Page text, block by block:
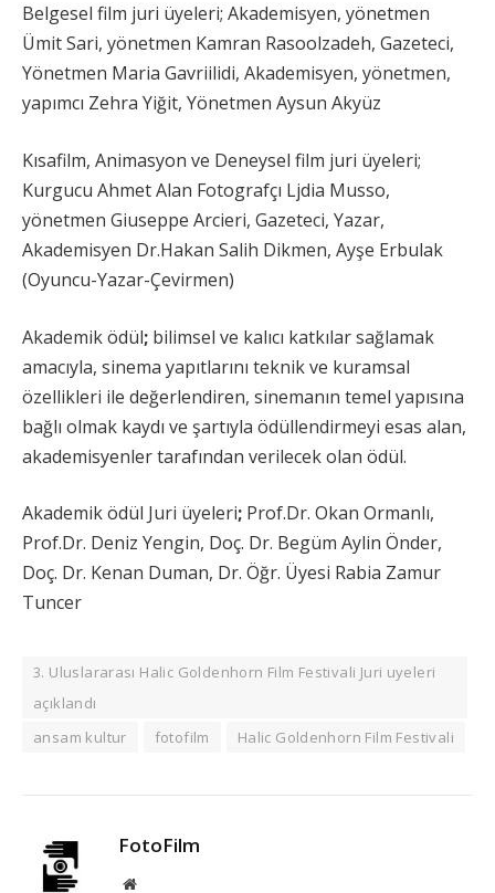
Belgesel film juri üyeleri; Akademisyen, yönetmen
Ümit Sari, yönetmen Kamran Rasoolzadeh, Gazeteci,
Yönetmen Maria Gavriilidi, Akademisyen, yönetmen,
yapımcı Zehra Yiğit, Yönetmen Aysun Akyüz
Kısafilm, Animasyon ve Deneysel film juri üyeleri;
Kurgucu Ahmet Alan Fotografçı Ljdia Musso,
yönetmen Giuseppe Arcieri, Gazeteci, Yazar,
Akademisyen Dr.Hakan Salih Dikmen, Ayşe Erbulak
(Oyuncu-Yazar-Çevirmen)
Akademik ödül; bilimsel ve kalıcı katkılar sağlamak
amacıyla, sinema yapıtlarını teknik ve kuramsal
özellikleri ile değerlendiren, sinemanın temel yapısına
bağlı olmak kaydı ve şartıyla ödüllendirmeyi esas alan,
akademisyenler tarafından verilecek olan ödül.
Akademik ödül Juri üyeleri; Prof.Dr. Okan Ormanlı,
Prof.Dr. Deniz Yengin, Doç. Dr. Begüm Aylin Önder,
Doç. Dr. Kenan Duman, Dr. Öğr. Üyesi Rabia Zamur
Tuncer
3. Uluslararası Halic Goldenhorn Film Festivali Juri uyeleri
açıklandı
ansam kultur
fotofilm Halic Goldenhorn Film Festivali
FotoFilm
Website